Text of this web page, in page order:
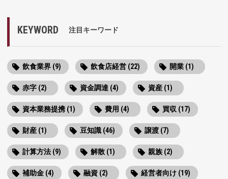
KEYWORD 注目キーワード
飲食業界 (9) 飲食店経営 (22) 開業 (1)
赤字 (2) 資金調達 (4) 資産 (1)
資本業務提携 (1) 費用 (4) 買収 (17)
財産 (1) 豆知識 (46) 譲渡 (7)
計算方法 (9) 解散 (1) 親族 (2)
補助金 (4) 融資 (2) 経営者向け (19)